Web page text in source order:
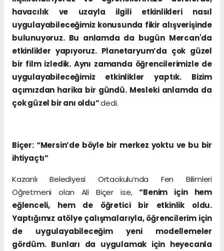
havacılık ve uzayla ilgili etkinlikleri nasıl
uygulayabileceğimiz konusunda fikir alışverişinde
bulunuyoruz. Bu anlamda da bugün Mercan'da
etkinlikler yapıyoruz. Planetaryum’da çok güzel
bir film izledik. Aynı zamanda öğrencilerimizle de
uygulayabileceğimiz etkinlikler yaptık. Bizim
açımızdan harika bir gündü. Mesleki anlamda da
çok güzel bir anı oldu”dedi.
Biçer: “Mersin’de böyle bir merkez yoktu ve bu bir
ihtiyaçtı”
Kazanlı Belediyesi Ortaokulu’nda Fen Bilimleri
Öğretmeni olan Ali Biçer ise,“Benim için hem
eğlenceli, hem de öğretici bir etkinlik oldu.
Yaptığımız atölye çalışmalarıyla, öğrencilerim için
de uygulayabileceğim yeni modellemeler
gördüm. Bunları da uygulamak için heyecanla